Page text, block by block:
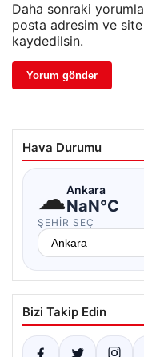
Daha sonraki
posta adresim ve site
kaydedilsin.
Hava Durumu
☁Ankara
NaN°C
ŞEHIR SEÇ
Bizi Takip Edin